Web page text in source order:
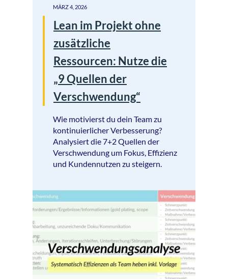
MÄRZ 4, 2026
Lean im Projekt ohne
zusätzliche
Ressourcen: Nutze die
„9 Quellen der
Verschwendung“
Wie motivierst du dein Team zu
kontinuierlicher Verbesserung?
Analysiert die 7+2 Quellen der
Verschwendung um Fokus, Effizienz
und Kundennutzen zu steigern.